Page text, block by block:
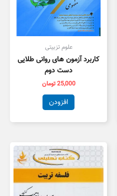
علوم تزبیتی
کاربرد آزمون های روانی طلایی
دست دوم
25,000تومان
افزودن
80,000 تومان